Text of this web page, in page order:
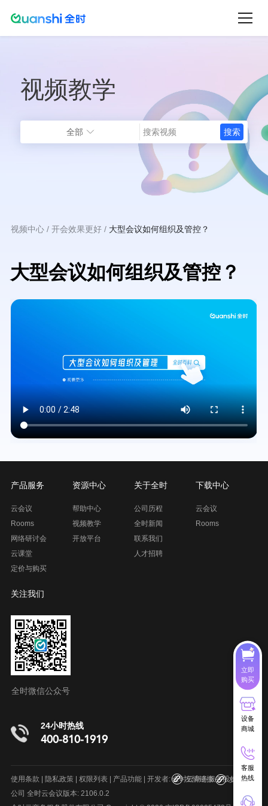
视频教学
全部
面
视频中心 开会效果更好 大型会议如何组织及管控？
大型会议如何组织及管控？
Video
产品服务
云会议
Rooms
网络研讨会
云课堂
定价与购买
资源中心
帮助中心
视频教学
开放平台
关于全时
公司历程
全时新闻
联系我们
人才招聘
下载中心
云会议
Rooms
关注我们
全时微信公众号
24小时热线
400-810-1919
使用条款 | 隐私政策| 权限列表| 产品功能| 开发者: 全时云商务服务股份有限
公司 全时云会议版本: 2106.0.2
友情链接 友情链接
立即
购买
设备
商城
客服
热线